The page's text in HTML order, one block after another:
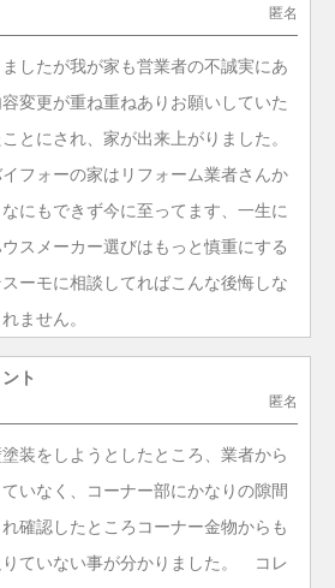
匿名
したが我が家も営業者の不誠実にあ
変更が重ね重ねありお願いしていた
とにされ、家が出来上がりました。
フォーの家はリフォーム業者さんか
にもできず今に至ってます、一生に
スメーカー選びはもっと慎重にする
ーモに相談してればこんな後悔しな
ません。
ト
匿名
装をしようとしたところ、業者から
ていなく、コーナー部にかなりの隙間
確認したところコーナー金物からも
りていない事が分かりました。 コレ